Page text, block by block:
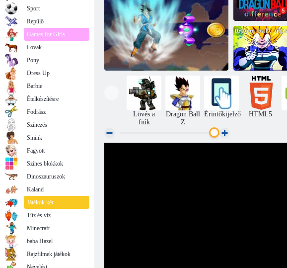
Dragon Ball 5
különbség
Dragon Ball
kvíz
Lövés a
fiúk
Dragon Ball
Z
Érintőkijelző HTML5
Sport
Repülő
Games for Girls
Lovak
Pony
Dress Up
Barbie
Ételkészítésre
Fodrász
Színezés
Smink
Fagyott
Színes blokkok
Dinoszauruszok
Kaland
Játékok két
Tűz és víz
Minecraft
baba Hazel
Rajzfilmek játékok